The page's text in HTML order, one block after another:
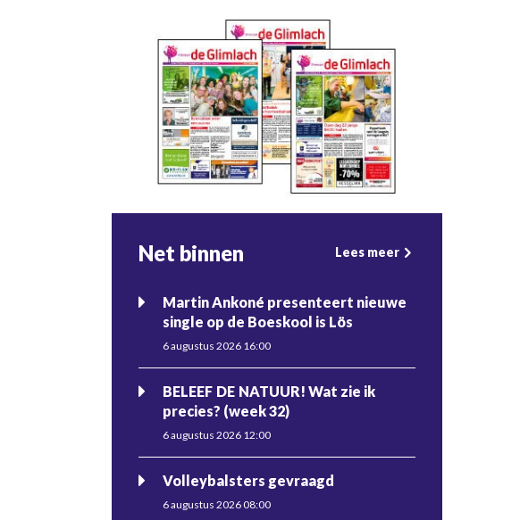
Net binnen Lees meer
Martin Ankoné presenteert nieuwe
single op de Boeskool is Lös
6 augustus 2026 16:00
BELEEF DE NATUUR! Wat zie ik
precies? (week 32)
6 augustus 2026 12:00
Volleybalsters gevraagd
6 augustus 2026 08:00